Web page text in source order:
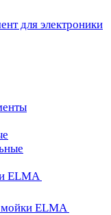
для электроники
ELMA
мойки ELMA